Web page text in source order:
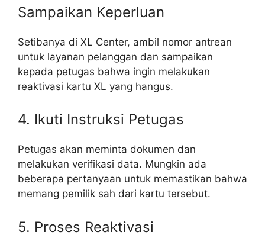
Sampaikan Keperluan
Setibanya di XL Center, ambil nomor antrean
untuk layanan pelanggan dan sampaikan
kepada petugas bahwa ingin melakukan
reaktivasi kartu XL yang hangus.
4. Ikuti Instruksi Petugas
Petugas akan meminta dokumen dan
melakukan verifikasi data. Mungkin ada
beberapa pertanyaan untuk memastikan bahwa
memang pemilik sah dari kartu tersebut.
5. Proses Reaktivasi